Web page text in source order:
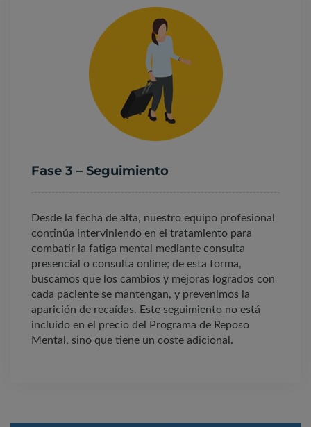
Fase 3 – Seguimiento
Desde la fecha de alta, nuestro equipo profesional
continúa interviniendo en el tratamiento para
combatir la fatiga mental mediante consulta
presencial o consulta online; de esta forma,
buscamos que los cambios y mejoras logrados con
cada paciente se mantengan, y prevenimos la
aparición de recaídas. Este seguimiento no está
incluido en el precio del Programa de Reposo
Mental, sino que tiene un coste adicional.